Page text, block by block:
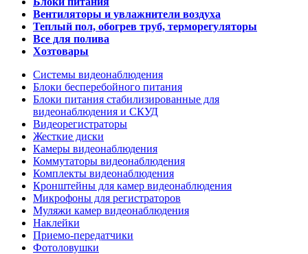
Вентиляторы и увлажнители воздуха
Теплый пол, обогрев труб, терморегуляторы
Все для полива
Хозтовары
Системы видеонаблюдения
Блоки бесперебойного питания
Блоки питания стабилизированные для
видеонаблюдения и СКУД
Видеорегистраторы
Жесткие диски
Камеры видеонаблюдения
Коммутаторы видеонаблюдения
Комплекты видеонаблюдения
Кронштейны для камер видеонаблюдения
Микрофоны для регистраторов
Муляжи камер видеонаблюдения
Наклейки
Приемо-передатчики
Фотоловушки